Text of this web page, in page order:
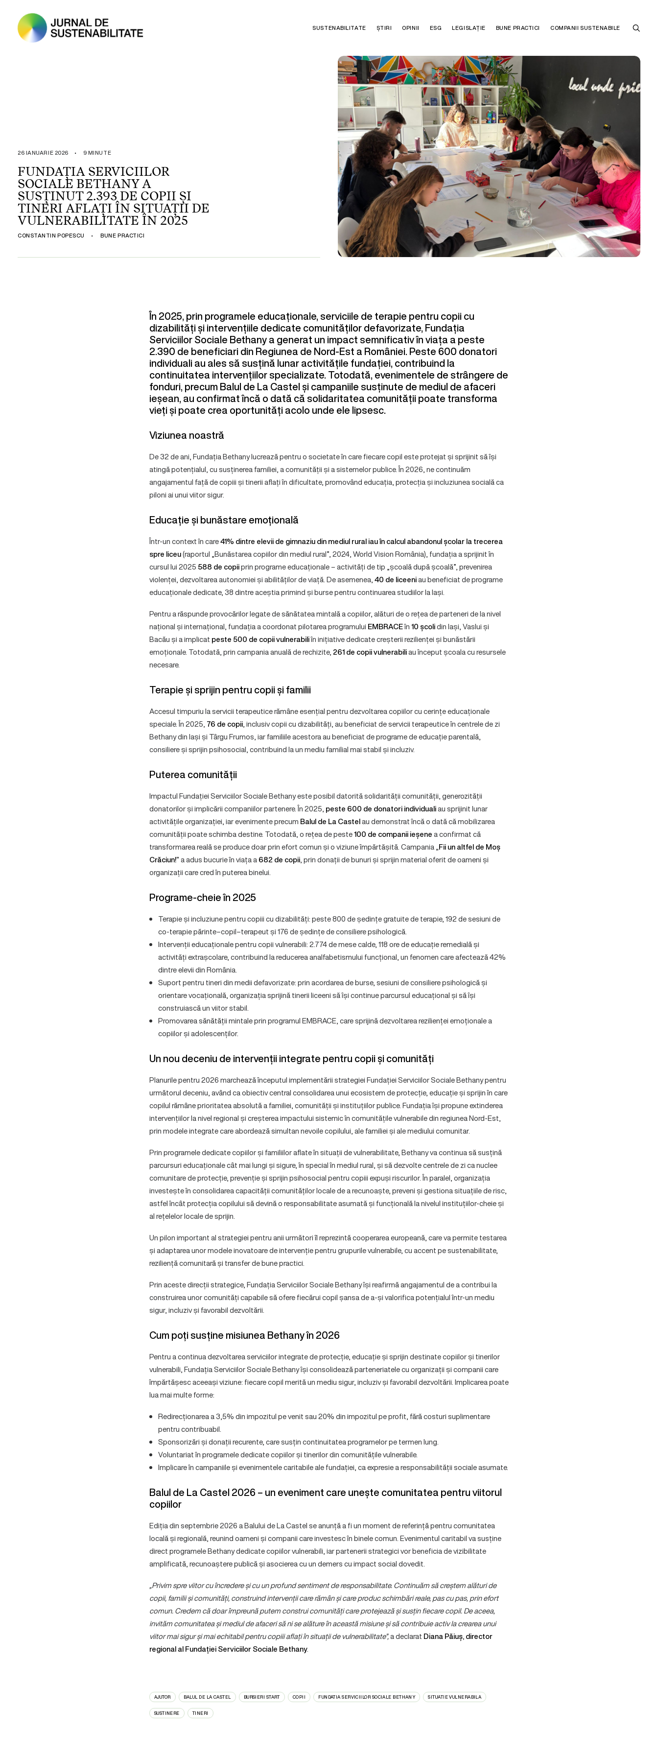
SUSTENABILITATE ȘTIRI OPINII ESG LEGISLAȚIE BUNE PRACTICI COMPANII SUSTENABILE
26 IANUARIE 2026 • 9 MINUTE
FUNDAȚIA SERVICIILOR
SOCIALE BETHANY A
SUSȚINUT 2.393 DE COPII ȘI
TINERI AFLAȚI ÎN SITUAȚII DE
VULNERABILITATE ÎN 2025
CONSTANTIN POPESCU • BUNE PRACTICI
În 2025, prin programele educaționale, serviciile de terapie pentru copii cu
dizabilități și intervențiile dedicate comunităților defavorizate, Fundația
Serviciilor Sociale Bethany a generat un impact semnificativ în viața a peste
2.390 de beneficiari din Regiunea de Nord-Est a României. Peste 600 donatori
individuali au ales să susțină lunar activitățile fundației, contribuind la
continuitatea intervențiilor specializate. Totodată, evenimentele de strângere de
fonduri, precum Balul de La Castel și campaniile susținute de mediul de afaceri
ieșean, au confirmat încă o dată că solidaritatea comunității poate transforma
vieți și poate crea oportunități acolo unde ele lipsesc.
Viziunea noastră
De 32 de ani, Fundația Bethany lucrează pentru o societate în care fiecare copil este protejat și sprijinit să își
atingă potențialul, cu susținerea familiei, a comunității și a sistemelor publice. În 2026, ne continuăm
angajamentul față de copiii și tinerii aflați în dificultate, promovând educația, protecția și incluziunea socială ca
piloni ai unui viitor sigur.
Educație și bunăstare emoțională
Într-un context în care41% dintre elevii de gimnaziu din mediul rural iau în calcul abandonul școlar la trecerea
spre liceu(raportul „Bunăstarea copiilor din mediul rural”, 2024, World Vision România), fundația a sprijinit în
cursul lui 2025 588 de copiiprin programe educaționale – activități de tip „școală după școală”, prevenirea
violenței, dezvoltarea autonomiei și abilităților de viață. De asemenea,40 de liceeniau beneficiat de programe
educaționale dedicate, 38 dintre aceștia primind și burse pentru continuarea studiilor la Iași.
Pentru a răspunde provocărilor legate de sănătatea mintală a copiilor, alături de o rețea de parteneri de la nivel
național și internațional, fundația a coordonat pilotarea programului EMBRACEîn10 școlidin Iași, Vaslui și
Bacău și a implicat peste 500 de copii vulnerabiliîn inițiative dedicate creșterii rezilienței și bunăstării
emoționale. Totodată, prin campania anuală de rechizite, 261 de copii vulnerabiliau început școala cu resursele
necesare.
Terapie și sprijin pentru copii și familii
Accesul timpuriu la servicii terapeutice rămâne esențial pentru dezvoltarea copiilor cu cerințe educaționale
speciale. În 2025, 76 de copii, inclusiv copii cu dizabilități, au beneficiat de servicii terapeutice în centrele de zi
Bethany din Iași și Târgu Frumos, iar familiile acestora au beneficiat de programe de educație parentală,
consiliere și sprijin psihosocial, contribuind la un mediu familial mai stabil și incluziv.
Puterea comunității
Impactul Fundației Serviciilor Sociale Bethany este posibil datorită solidarității comunității, generozității
donatorilor și implicării companiilor partenere. În 2025, peste 600 de donatori individualiau sprijinit lunar
activitățile organizației, iar evenimente precum Balul de La Castelau demonstrat încă o dată că mobilizarea
comunității poate schimba destine. Totodată, o rețea de peste100 de companii ieșenea confirmat că
transformarea reală se produce doar prin efort comun și o viziune împărtășită. Campania„Fii un altfel de Moș
Crăciun!”a adus bucurie în viața a682 de copii, prin donații de bunuri și sprijin material oferit de oameni și
organizații care cred în puterea binelui.
Programe-cheie în 2025
Terapie și incluziune pentru copiii cu dizabilități: peste 800 de ședințe gratuite de terapie, 192 de sesiuni de
co-terapie părinte–copil–terapeut și 176 de ședințe de consiliere psihologică.
Intervenții educaționale pentru copii vulnerabili: 2.774 de mese calde, 118 ore de educație remedială și
activități extrașcolare, contribuind la reducerea analfabetismului funcțional, un fenomen care afectează 42%
dintre elevii din România.
Suport pentru tineri din medii defavorizate: prin acordarea de burse, sesiuni de consiliere psihologică și
orientare vocațională, organizația sprijină tinerii liceeni să își continue parcursul educațional și să își
construiască un viitor stabil.
Promovarea sănătății mintale prin programul EMBRACE, care sprijină dezvoltarea rezilienței emoționale a
copiilor și adolescenților.
Un nou deceniu de intervenții integrate pentru copii și comunități
Planurile pentru 2026 marchează începutul implementării strategiei Fundației Serviciilor Sociale Bethany pentru
următorul deceniu, având ca obiectiv central consolidarea unui ecosistem de protecție, educație și sprijin în care
copilul rămâne prioritatea absolută a familiei, comunității și instituțiilor publice. Fundația își propune extinderea
intervențiilor la nivel regional și creșterea impactului sistemic în comunitățile vulnerabile din regiunea Nord-Est,
prin modele integrate care abordează simultan nevoile copilului, ale familiei și ale mediului comunitar.
Prin programele dedicate copiilor și familiilor aflate în situații de vulnerabilitate, Bethany va continua să susțină
parcursuri educaționale cât mai lungi și sigure, în special în mediul rural, și să dezvolte centrele de zi ca nuclee
comunitare de protecție, prevenție și sprijin psihosocial pentru copiii expuși riscurilor. În paralel, organizația
investește în consolidarea capacității comunităților locale de a recunoaște, preveni și gestiona situațiile de risc,
astfel încât protecția copilului să devină o responsabilitate asumată și funcțională la nivelul instituțiilor-cheie și
al rețelelor locale de sprijin.
Un pilon important al strategiei pentru anii următori îl reprezintă cooperarea europeană, care va permite testarea
și adaptarea unor modele inovatoare de intervenție pentru grupurile vulnerabile, cu accent pe sustenabilitate,
reziliență comunitară și transfer de bune practici.
Prin aceste direcții strategice, Fundația Serviciilor Sociale Bethany își reafirmă angajamentul de a contribui la
construirea unor comunități capabile să ofere fiecărui copil șansa de a-și valorifica potențialul într-un mediu
sigur, incluziv și favorabil dezvoltării.
Cum poți susține misiunea Bethany în 2026
Pentru a continua dezvoltarea serviciilor integrate de protecție, educație și sprijin destinate copiilor și tinerilor
vulnerabili, Fundația Serviciilor Sociale Bethany își consolidează parteneriatele cu organizații și companii care
împărtășesc aceeași viziune: fiecare copil merită un mediu sigur, incluziv și favorabil dezvoltării. Implicarea poate
lua mai multe forme:
Redirecționarea a 3,5% din impozitul pe venit sau 20% din impozitul pe profit, fără costuri suplimentare
pentru contribuabil.
Sponsorizări și donații recurente, care susțin continuitatea programelor pe termen lung.
Voluntariat în programele dedicate copiilor și tinerilor din comunitățile vulnerabile.
Implicare în campaniile și evenimentele caritabile ale fundației, ca expresie a responsabilității sociale asumate.
Balul de La Castel 2026 – un eveniment care unește comunitatea pentru viitorul
copiilor
Ediția din septembrie 2026 a Balului de La Castel se anunță a fi un moment de referință pentru comunitatea
locală și regională, reunind oameni și companii care investesc în binele comun. Evenimentul caritabil va susține
direct programele Bethany dedicate copiilor vulnerabili, iar partenerii strategici vor beneficia de vizibilitate
amplificată, recunoaștere publică și asocierea cu un demers cu impact social dovedit.
„Privim spre viitor cu încredere și cu un profund sentiment de responsabilitate. Continuăm să creștem alături de
copii, familii și comunități, construind intervenții care rămân și care produc schimbări reale, pas cu pas, prin efort
comun. Credem că doar împreună putem construi comunități care protejează și susțin fiecare copil. De aceea,
invităm comunitatea și mediul de afaceri să ni se alăture în această misiune și să contribuie activ la crearea unui
viitor mai sigur și mai echitabil pentru copiii aflați în situații de vulnerabilitate”,a declarat Diana Păiuș, director
regional al Fundației Serviciilor Sociale Bethany.
AJUTOR BALUL DE LA CASTEL BURSIERI START COPII FUNDATIA SERVICIILOR SOCIALE BETHANY SITUATIE VULNERABILA
SUSTINERE TINERI